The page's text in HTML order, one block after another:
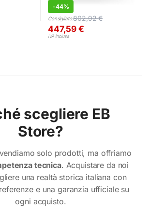
-44%
Consigliato:802,92€
447,59€
IVA inclusa
scegliere EB
Store?
solo prodotti, ma offriamo
tecnica. Acquistare da noi
una realtà storica italiana con
e una garanzia ufficiale su
ogni acquisto.